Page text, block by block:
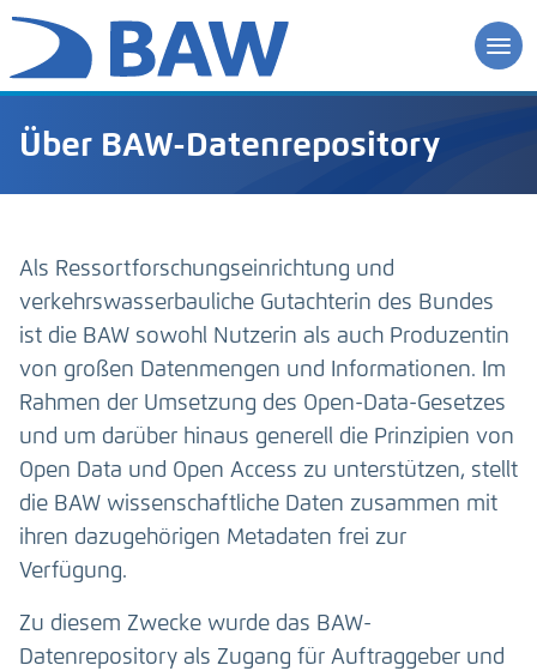
Über BAW-Datenrepository
Als Ressortforschungseinrichtung und
verkehrswasserbauliche Gutachterin des Bundes
ist die BAW sowohl Nutzerin als auch Produzentin
von großen Datenmengen und Informationen. Im
Rahmen der Umsetzung des Open-Data-Gesetzes
und um darüber hinaus generell die Prinzipien von
Open Data und Open Access zu unterstützen, stellt
die BAW wissenschaftliche Daten zusammen mit
ihren dazugehörigen Metadaten frei zur
Verfügung.
Zu diesem Zwecke wurde das BAW-
Datenrepository als Zugang für Auftraggeber und